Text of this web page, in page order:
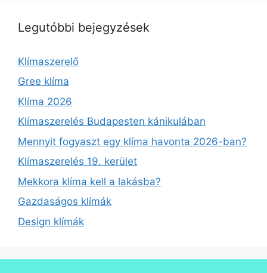
Legutóbbi bejegyzések
Klímaszerelő
Gree klíma
Klíma 2026
Klímaszerelés Budapesten kánikulában
Mennyit fogyaszt egy klíma havonta 2026-ban?
Klímaszerelés 19. kerület
Mekkora klíma kell a lakásba?
Gazdaságos klímák
Design klímák